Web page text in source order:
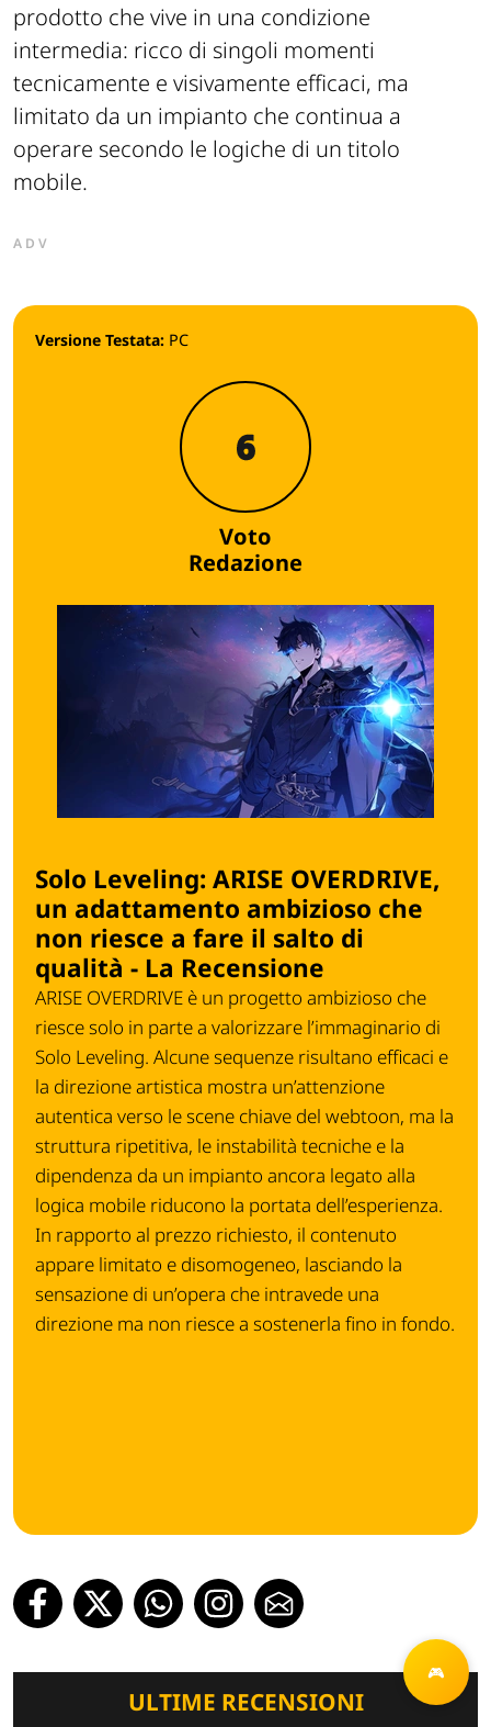
prodotto che vive in una condizione
intermedia: ricco di singoli momenti
tecnicamente e visivamente efficaci, ma
limitato da un impianto che continua a
operare secondo le logiche di un titolo
mobile.
ADV
Versione Testata: PC
6
Voto
Redazione
Solo Leveling: ARISE OVERDRIVE,
un adattamento ambizioso che
non riesce a fare il salto di
qualità - La Recensione
ARISE OVERDRIVE è un progetto ambizioso che
riesce solo in parte a valorizzare l’immaginario di
Solo Leveling. Alcune sequenze risultano efficaci e
la direzione artistica mostra un’attenzione
autentica verso le scene chiave del webtoon, ma la
struttura ripetitiva, le instabilità tecniche e la
dipendenza da un impianto ancora legato alla
logica mobile riducono la portata dell’esperienza.
In rapporto al prezzo richiesto, il contenuto
appare limitato e disomogeneo, lasciando la
sensazione di un’opera che intravede una
direzione ma non riesce a sostenerla fino in fondo.
ULTIME RECENSIONI